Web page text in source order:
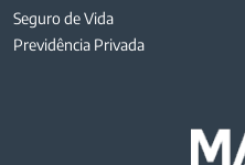
Seguro de Vida
Previdência Privada